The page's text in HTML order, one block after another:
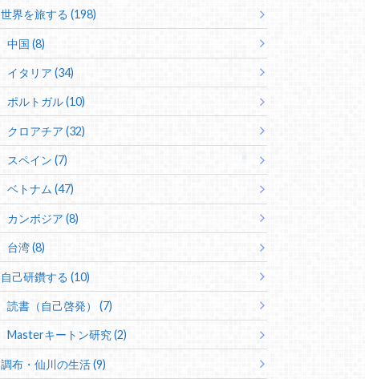
世界を旅する (198)
中国 (8)
イタリア (34)
ポルトガル (10)
クロアチア (32)
スペイン (7)
ベトナム (47)
カンボジア (8)
台湾 (8)
自己研鑽する (10)
読書（自己啓発） (7)
Masterキートン研究 (2)
調布・仙川の生活 (9)